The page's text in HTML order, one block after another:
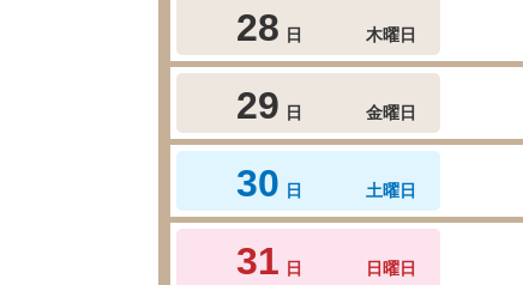
28 日 木曜日
29 日 金曜日
30 日 土曜日
31 日 日曜日